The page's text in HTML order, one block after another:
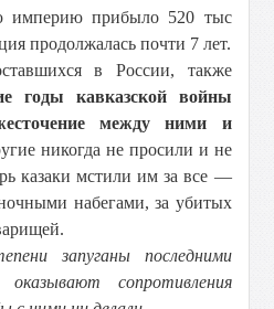
империю прибыло 520 тыс
продолжалась почти 7 лет.
в России, также
годы кавказской войны
между ними и
никогда не просили и не
казаки мстили им за все —
набегами, за убитых
запуганы последними
сопротивления